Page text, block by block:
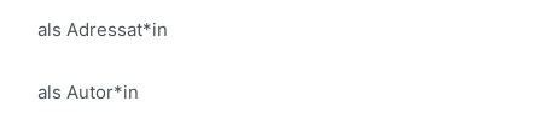
als Adressat*in
als Autor*in